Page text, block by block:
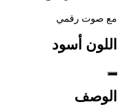
مع صوت رقمي
اللون أسود
الوصف